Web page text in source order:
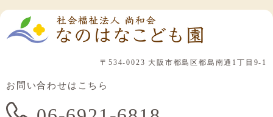
〒534-0023 大阪市都島区都島南通1丁目9-1
お問い合わせはこちら